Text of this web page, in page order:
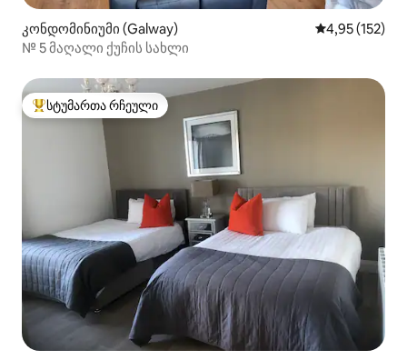
კონდომინიუმი (Galway) საშუალო
4,95 (152)
№ 5 მაღალი ქუჩის სახლი
სტუმართა რჩეული მოწინავე ვარიანტი
სტუმართა რჩეული